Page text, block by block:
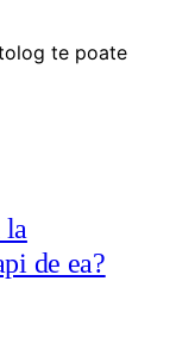
de ea?